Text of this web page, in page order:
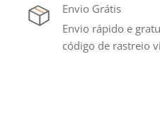
Envio Grátis
Envio rápido e
código de rastreio